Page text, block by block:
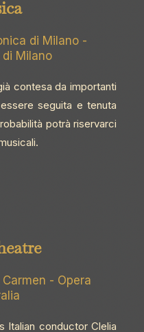
di Milano -
Milano
contesa da importanti
seguita e tenuta
potrà riservarci
- Opera
Italian conductor Clelia